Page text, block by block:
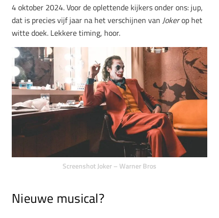
4 oktober 2024. Voor de oplettende kijkers onder ons: jup,
dat is precies vijf jaar na het verschijnen van Jokerop het
witte doek. Lekkere timing, hoor.
Screenshot Joker – Warner Bros
Nieuwe musical?